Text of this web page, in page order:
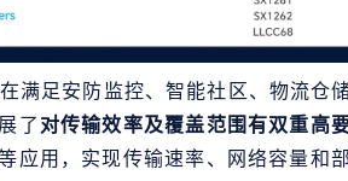
满足安防监控、智能社区、物流仓
了 对传输效率及覆盖范围有双重高
应用，实现传输速率、网络容量和